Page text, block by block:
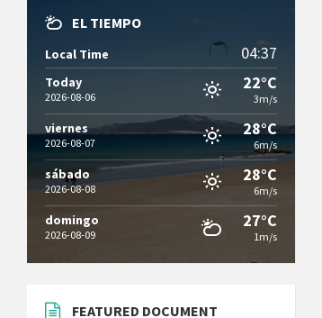
EL TIEMPO
Local Time 04:37
Today
2026-08-06
22°C
3m/s
viernes
2026-08-07
28°C
6m/s
sábado
2026-08-08
28°C
6m/s
domingo
2026-08-09
27°C
1m/s
FEATURED DOCUMENT